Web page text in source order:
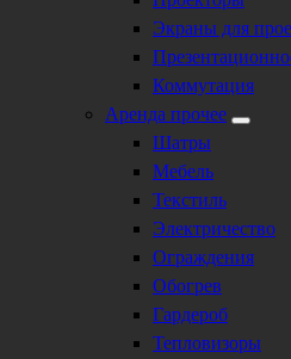
Экраны для
Коммутация
Аренда прочее
Шатры
Мебель
Текстиль
Электричество
Ограждения
Обогрев
Гардероб
Тепловизоры